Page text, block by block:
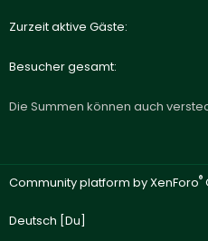
Zurzeit aktive Gäste
Besucher gesamt
Die Summen können auch
Community platform by XenForo®
Deutsch [Du]